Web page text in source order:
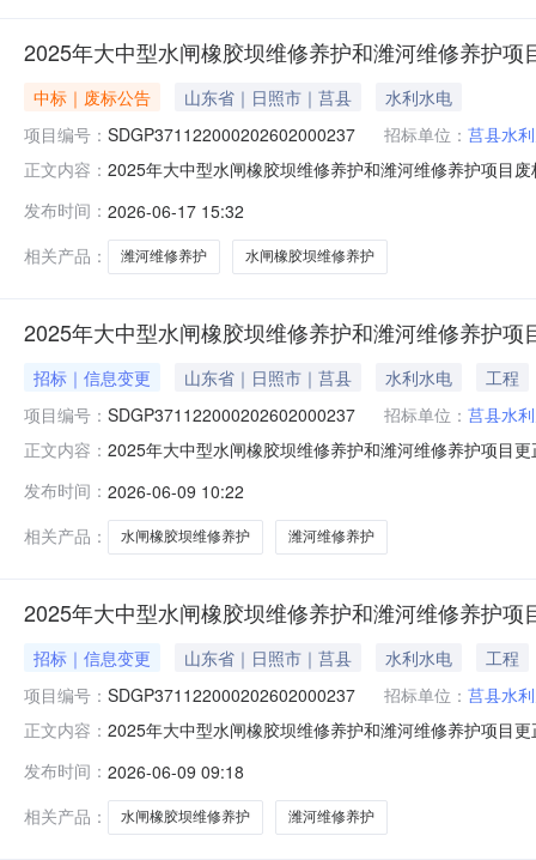
2025年大中型水闸橡胶坝维修养护和潍河维修养护项
中标｜废标公告 山东省｜日照市｜莒县
水利水电
项目编号： SDGP371122000202602000237 招标单位： 莒县水
正文内容： 2025年大中型水闸橡胶坝维修养护和潍河维修养护项目
家，不满足法定数量要求，该包依法废标。三、其他补
方式：15163375721
发布时间： 2026-06-17 15:32
相关产品：
潍河维修养护 水闸橡胶坝维修养护
2025年大中型水闸橡胶坝维修养护和潍河维修养护项
招标｜信息变更 山东省｜日照市｜莒县 水利水电
工程
项目编号： SDGP371122000202602000237 招标单位： 莒县水
正文内容： 2025年大中型水闸橡胶坝维修养护和潍河维修养护项目
已变更、上传，请各供应商及时更新、下载资料，依据
发布时间： 2026-06-09 10:22
相关产品：
水闸橡胶坝维修养护 潍河维修养护
2025年大中型水闸橡胶坝维修养护和潍河维修养护项
招标｜信息变更 山东省｜日照市｜莒县 水利水电
工程
项目编号： SDGP371122000202602000237 招标单位： 莒县水
正文内容： 2025年大中型水闸橡胶坝维修养护和潍河维修养护项目
已变更、上传，请各供应商及时更新、下载资料，依据
发布时间： 2026-06-09 09:18
相关产品：
水闸橡胶坝维修养护 潍河维修养护